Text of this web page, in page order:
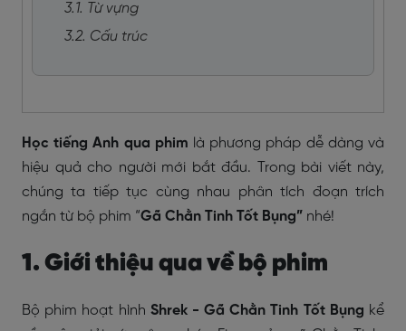
3.1. Từ vựng
3.2. Cấu trúc
Học tiếng Anh qua phim là phương pháp dễ dàng và
hiệu quả cho người mới bắt đầu. Trong bài viết này,
chúng ta tiếp tục cùng nhau phân tích đoạn trích
ngắn từ bộ phim “Gã Chằn Tinh Tốt Bụng” nhé!
1. Giới thiệu qua về bộ phim
Bộ phim hoạt hình Shrek - Gã Chằn Tinh Tốt Bụng kể